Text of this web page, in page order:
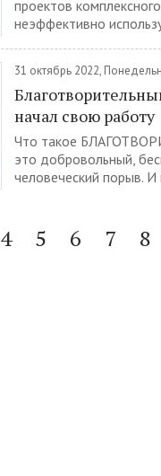
проектов
неэффективно
31 октябрь 2022,
начал свою работу
Что такое
это добровольный,
человеческий порыв. И
4 5 6 7 8